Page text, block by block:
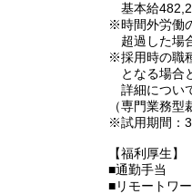
基本給
※時間外労働
超過した場
※採用時の職
となる場合
詳細につい
（専門業務
※試用期間：3
【福利厚生】
■通勤手当
■リモートワ